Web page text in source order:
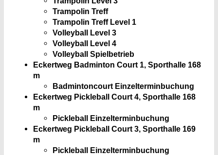
Trampolin Treff
Trampolin Treff Level 1
Volleyball Level 3
Volleyball Level 4
Volleyball Spielbetrieb
Eckertweg Badminton Court 1, Sporthalle 168
m
Badmintoncourt Einzelterminbuchung
Eckertweg Pickleball Court 4, Sporthalle 168
m
Pickleball Einzelterminbuchung
Eckertweg Pickleball Court 3, Sporthalle 169
m
Pickleball Einzelterminbuchung